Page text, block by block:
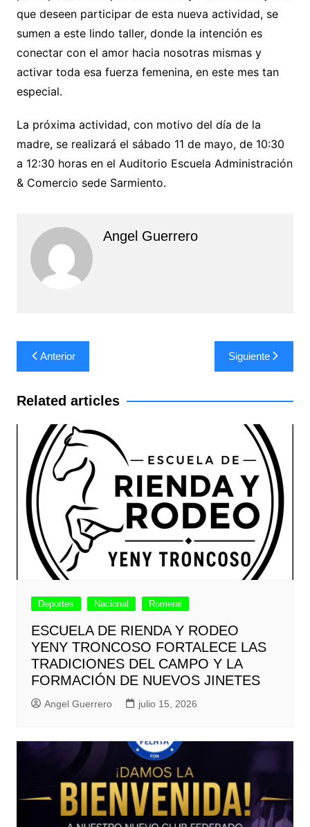
que deseen participar de esta nueva actividad, se
sumen a este lindo taller, donde la intención es
conectar con el amor hacia nosotras mismas y
activar toda esa fuerza femenina, en este mes tan
especial.
La próxima actividad, con motivo del día de la
madre, se realizará el sábado 11 de mayo, de 10:30
a 12:30 horas en el Auditorio Escuela Administración
& Comercio sede Sarmiento.
Angel Guerrero
Navegación
de
entradas
Anterior Siguiente
Related articles
Deportes Nacional Romeral
ESCUELA DE RIENDA Y RODEO
YENY TRONCOSO FORTALECE LAS
TRADICIONES DEL CAMPO Y LA
FORMACIÓN DE NUEVOS JINETES
Angel Guerrero julio 15, 2026